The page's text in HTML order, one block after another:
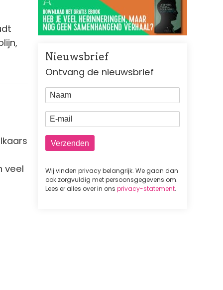
veel
Nieuwsbrief
Ontvang de nieuwsbrief
Naam
E-mail
Wij vinden privacy belangrijk. We gaan dan
ook zorgvuldig met persoonsgegevens om.
Lees er alles over in ons privacy-statement.